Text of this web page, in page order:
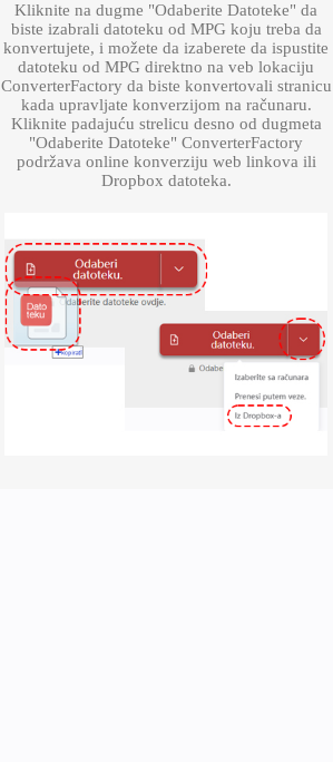
Kliknite na dugme "Odaberite Datoteke" da
biste izabrali datoteku od MPG koju treba da
konvertujete, i možete da izaberete da ispustite
datoteku od MPG direktno na veb lokaciju
ConverterFactory da biste konvertovali stranicu
kada upravljate konverzijom na računaru.
Kliknite padajuću strelicu desno od dugmeta
"Odaberite Datoteke" ConverterFactory
podržava online konverziju web linkova ili
Dropbox datoteka.